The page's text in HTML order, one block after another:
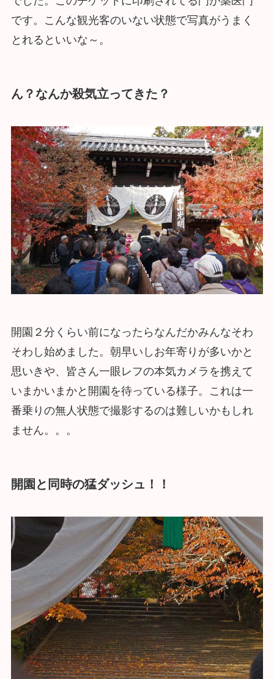
です。こんな観光客のいない状態で写真がうまく
とれるといいな～。
ん？なんか殺気立ってきた？
開園２分くらい前になったらなんだかみんなそわ
そわし始めました。朝早いしお年寄りが多いかと
思いきや、皆さん一眼レフの本気カメラを携えて
いまかいまかと開園を待っている様子。これは一
番乗りの無人状態で撮影するのは難しいかもしれ
ません。。。
開園と同時の猛ダッシュ！！